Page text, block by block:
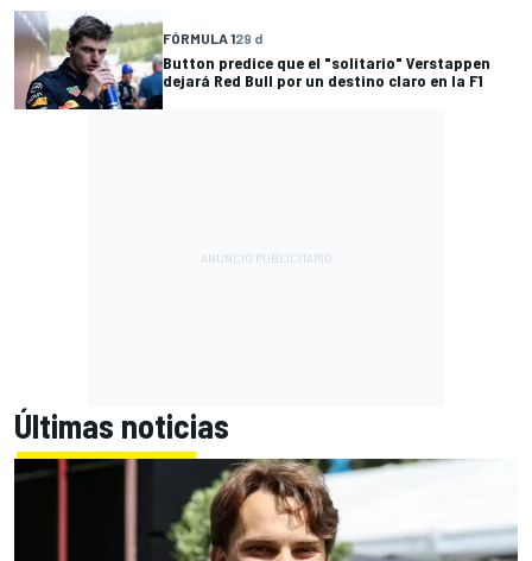
FÓRMULA 129 d
Button predice que el "solitario" Verstappen
dejará Red Bull por un destino claro en la F1
Últimas noticias